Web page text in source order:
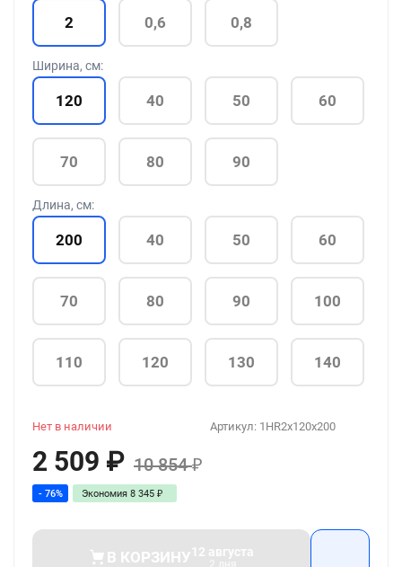
2 0,6 0,8
Ширина, см:
120 40 50 60
70 80 90
Длина, см:
200 40 50 60
70 80 90 100
110 120 130 140
Артикул: 1HR2x120x200
Нет в наличии
2 509 ₽ 10 854₽
- 76% Экономия 8 345 ₽
В КОРЗИНУ12 августа